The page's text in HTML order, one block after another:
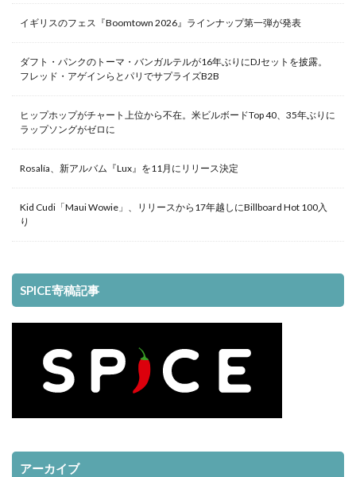
イギリスのフェス『Boomtown 2026』ラインナップ第一弾が発表
ダフト・パンクのトーマ・バンガルテルが16年ぶりにDJセットを披露。
フレッド・アゲインらとパリでサプライズB2B
ヒップホップがチャート上位から不在。米ビルボードTop 40、35年ぶりに
ラップソングがゼロに
Rosalía、新アルバム『Lux』を11月にリリース決定
Kid Cudi「Maui Wowie」、リリースから17年越しにBillboard Hot 100入
り
SPICE寄稿記事
アーカイブ